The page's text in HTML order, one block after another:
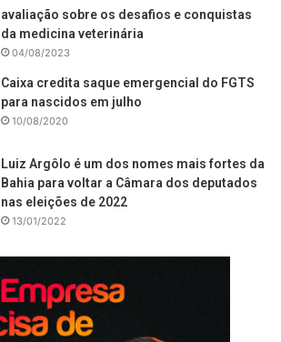
avaliação sobre os desafios e conquistas
da medicina veterinária
04/08/2023
Caixa credita saque emergencial do FGTS
para nascidos em julho
10/08/2020
Luiz Argôlo é um dos nomes mais fortes da
Bahia para voltar a Câmara dos deputados
nas eleições de 2022
13/01/2022